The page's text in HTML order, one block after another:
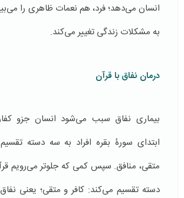
انسان می‌دهد؛ فرد، هم نعمات ظاهری را
به مشکلات زندگی تغییر می‌کند.
درمان نفاق با قرآن
بیماری نفاق سبب می‌شود انسان جزو کفار
ابتدای سورۀ بقره افراد به سه دسته
متقی، منافق. سپس کمی که جلوتر می‌رویم
دسته تقسیم می‌کند: کافر و متقی؛ یعنی